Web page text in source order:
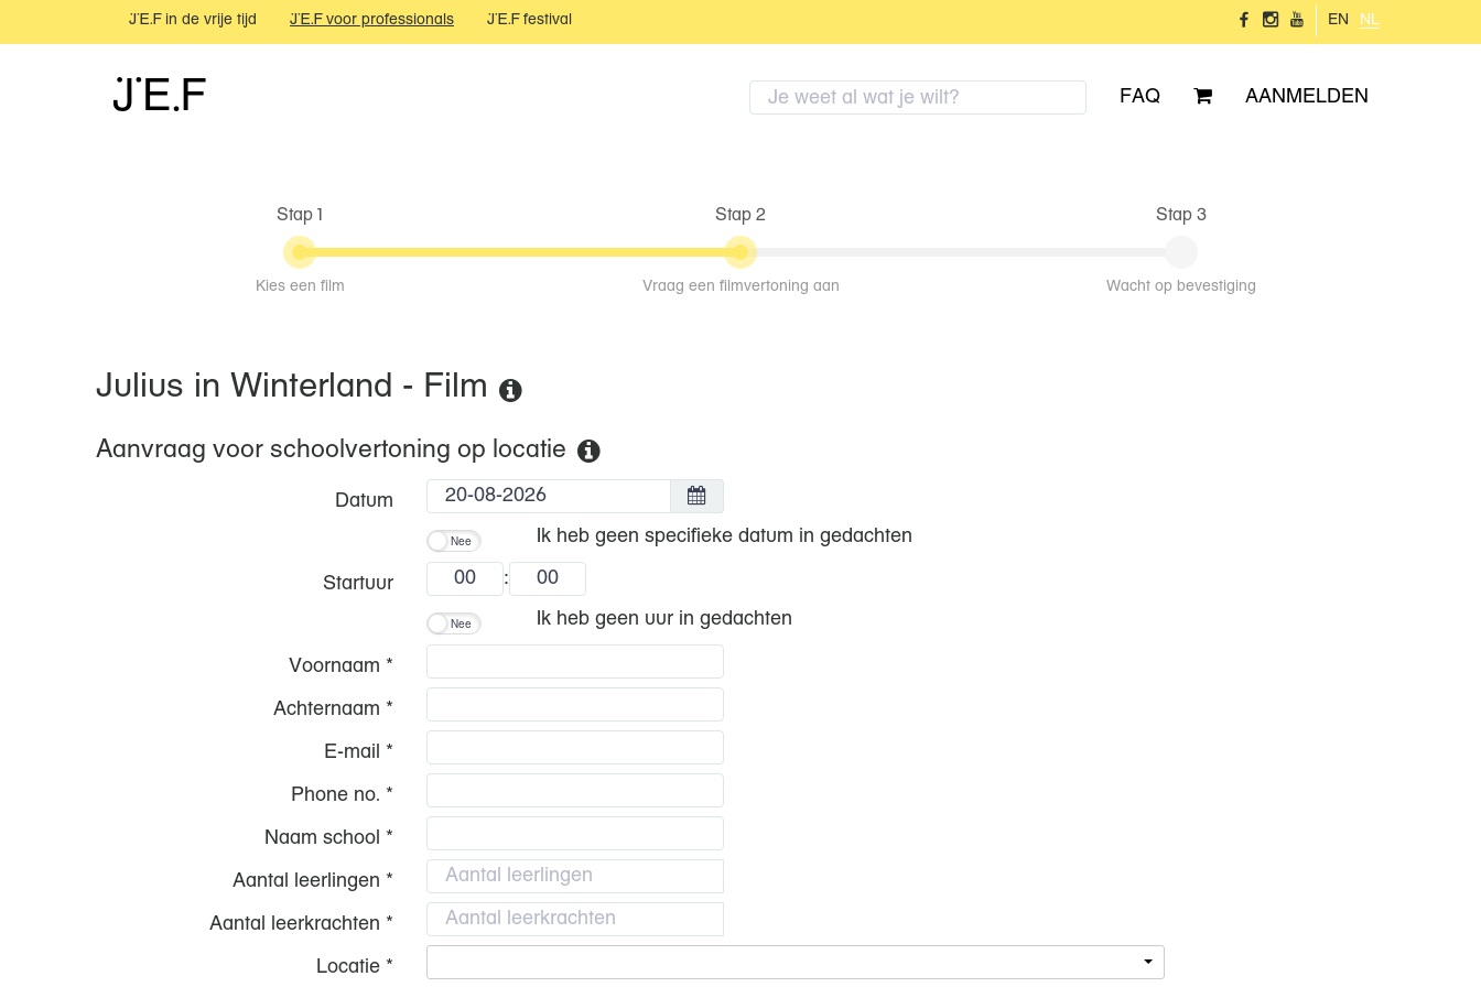
JEF in de vrije tijd JEF voor professionals JEF festival EN NL
JEF FAQ AANMELDEN
Stap 1
Kies een film
Stap 2
Vraag een filmvertoning aan
Stap 3
Wacht op bevestiging
Julius in Winterland - Film
Aanvraag voor schoolvertoning op locatie
Datum
Nee Ik heb geen specifieke datum in gedachten
Startuur :
Nee Ik heb geen uur in gedachten
Voornaam *
Achternaam *
E-mail *
Phone no. *
Naam school *
Aantal leerlingen *
Aantal leerkrachten *
Locatie *